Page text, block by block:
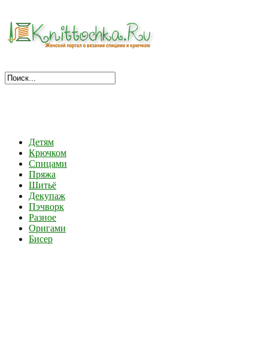
Детям
Крючком
Спицами
Пряжа
Шитьё
Декупаж
Пэчворк
Разное
Оригами
Бисер